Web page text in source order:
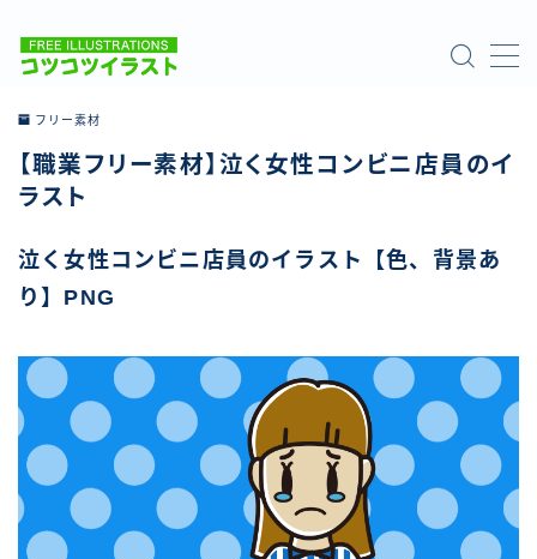
ホーム
お問い合わせ
フリー素材
【職業フリー素材】泣く女性コンビニ店員のイ
ラスト
泣く女性コンビニ店員のイラスト【色、背景あ
り】PNG